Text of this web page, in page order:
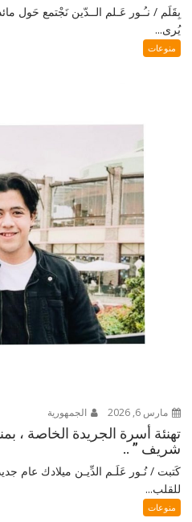
بِقَلَم / نـُـور عَـلم الــدّين نَجْتمع حَول
يُرى...
منوعات
مارس 6, 2026 الجمهورية
تهنئة أسرة الجريدة الخاصة ،
شريف ” ..
كَتبت / نُـور عَلَـم الدِّيـن ميلادك عام
للقلب...
منوعات